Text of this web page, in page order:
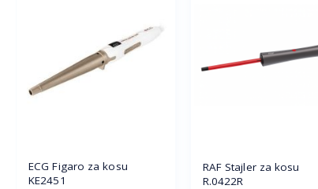
ECG Figaro za kosu
KE2451
RAF Stajler za kosu
R.0422R